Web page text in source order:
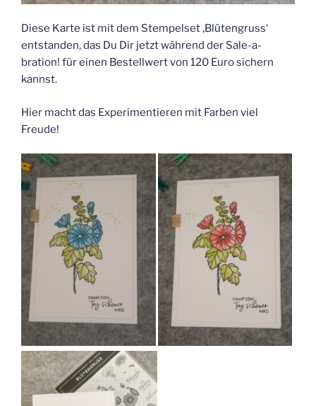
Diese Karte ist mit dem Stempelset ‚Blütengruss‘
entstanden, das Du Dir jetzt während der Sale-a-
bration! für einen Bestellwert von 120 Euro sichern
kannst.
Hier macht das Experimentieren mit Farben viel
Freude!